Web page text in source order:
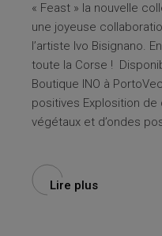
« Feast » la nouvelle
une joyeuse
l’artiste Ivo Bisignano.
toute la Corse !
Boutique INO à
positives Explosition de
végétaux et d’ondes
Lire plus